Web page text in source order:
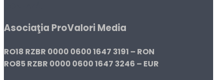
Asociaţia ProValori Media
RO18 RZBR 0000 0600 1647 3191 – RON
RO85 RZBR 0000 0600 1647 3246 – EUR